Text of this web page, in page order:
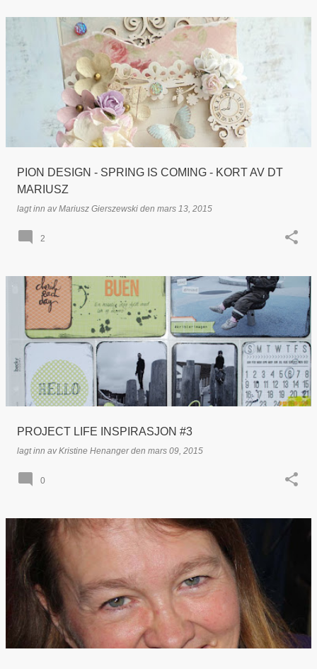
PION DESIGN - SPRING IS COMING - KORT AV DT
MARIUSZ
lagt inn avMariusz Gierszewski den mars 13, 2015
2
PROJECT LIFE INSPIRASJON #3
lagt inn avKristine Henanger den mars 09, 2015
0